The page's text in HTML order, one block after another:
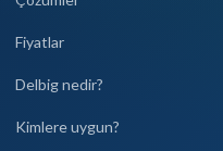
Fiyatlar
Delbig nedir?
Kimlere uygun?